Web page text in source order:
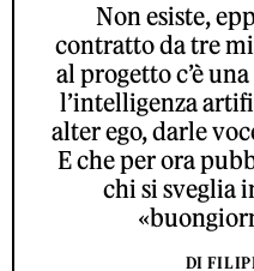
Non esiste,
contratto da tre
al progetto c’è
l’intelligenza
alter ego, darle
E che per ora
chi si sveglia
DI